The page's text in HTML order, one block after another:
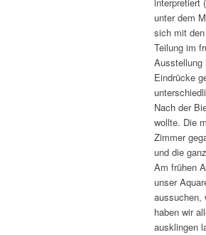
unter dem
sich mit
Teilung im
Ausstellung
Eindrücke
Nach der
wollte. Die
Zimmer
und die
Am frühen
unser
aussuchen,
haben wir
ausklingen